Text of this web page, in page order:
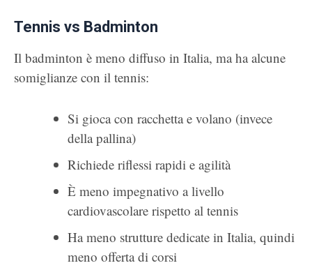
Tennis vs Badminton
Il badminton è meno diffuso in Italia, ma ha alcune
somiglianze con il tennis:
Si gioca con racchetta e volano (invece
della pallina)
Richiede riflessi rapidi e agilità
È meno impegnativo a livello
cardiovascolare rispetto al tennis
Ha meno strutture dedicate in Italia, quindi
meno offerta di corsi